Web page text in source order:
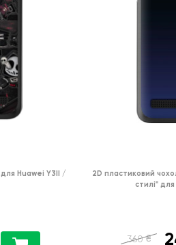
для Huawei Y3II /
2D пластиковий
стилі" для
360 ₴